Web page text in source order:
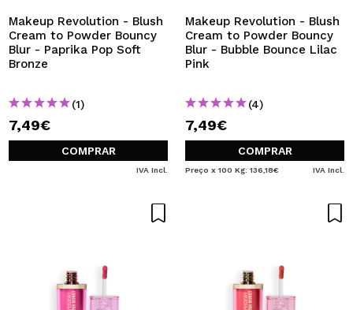
Makeup Revolution - Blush
Cream to Powder Bouncy
Blur - Paprika Pop Soft
Bronze
(1)
7,49€
COMPRAR
IVA Incl.
Makeup Revolution - Blush
Cream to Powder Bouncy
Blur - Bubble Bounce Lilac
Pink
(4)
7,49€
COMPRAR
Preço x 100 Kg: 136,18€ IVA Incl.